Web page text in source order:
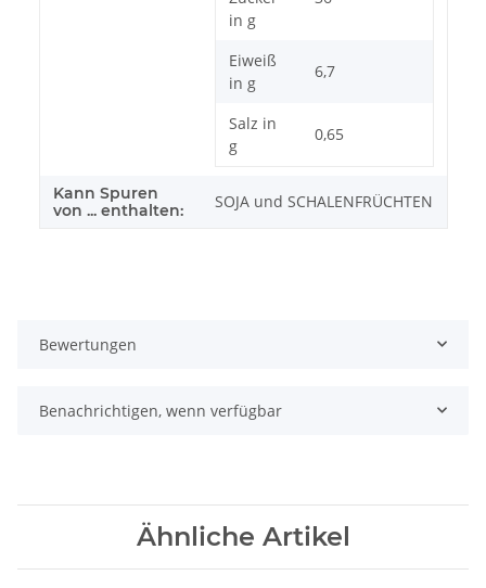
in g
Eiweiß
in g
6,7
Salz in
g
0,65
Kann Spuren
von ... enthalten:
SOJA und SCHALENFRÜCHTEN
Bewertungen
Benachrichtigen, wenn verfügbar
Ähnliche Artikel